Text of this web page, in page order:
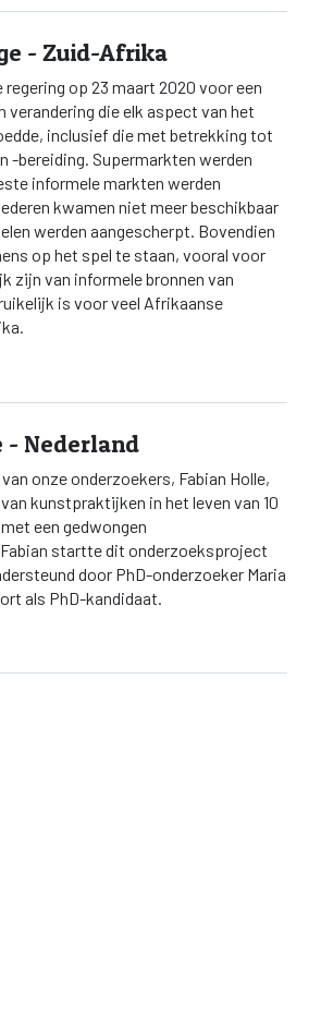
- Zuid-Afrika
op 23 maart 2020 voor een
verandering die elk aspect van het
inclusief die met betrekking tot
-bereiding. Supermarkten werden
informele markten werden
kwamen niet meer beschikbaar
werden aangescherpt. Bovendien
op het spel te staan, vooral voor
zijn van informele bronnen van
is voor veel Afrikaanse
- Nederland
onze onderzoekers, Fabian Holle,
kunstpraktijken in het leven van 10
een gedwongen
Fabian startte dit onderzoeksproject
door PhD-onderzoeker Maria
als PhD-kandidaat.